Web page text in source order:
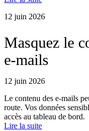
12 juin 2026
Masquez le
e-mails
12 juin 2026
Le contenu des e-mails
route. Vos données
accès au tableau de bord.
Lire la suite